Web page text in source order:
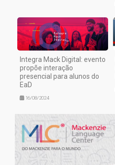
Integra Mack Digital: evento
propõe interação
presencial para alunos do
EaD
16/08/2024